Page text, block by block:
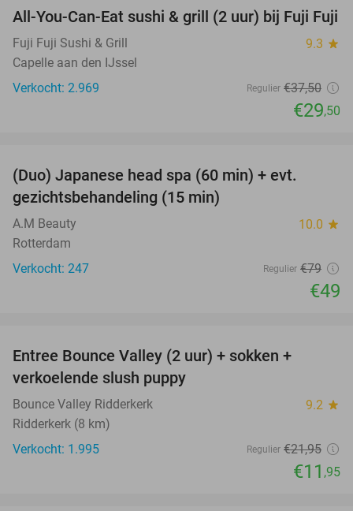
21%
All-You-Can-Eat sushi & grill (2 uur) bij Fuji Fuji
Fuji Fuji Sushi & Grill 9.3 star
Capelle aan den IJssel
Verkocht: 2.969
Regulier €37,50
€29,50
(Duo) Japanese head spa (60 min) + evt.
gezichtsbehandeling (15 min)
A.M Beauty 10.0 star
Rotterdam
Verkocht: 247
Regulier €79
€49
Entree Bounce Valley (2 uur) + sokken +
verkoelende slush puppy
Bounce Valley Ridderkerk 9.2 star
Ridderkerk (8 km)
Verkocht: 1.995
Regulier €21,95
€11 ,95